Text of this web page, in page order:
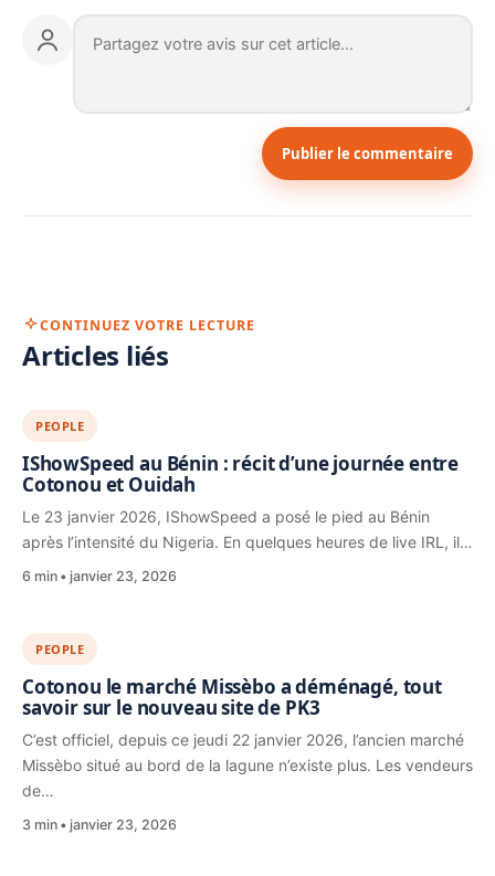
Publier le commentaire
CONTINUEZ VOTRE LECTURE
Articles liés
PEOPLE
IShowSpeed au Bénin : récit d’une journée entre
Cotonou et Ouidah
Le 23 janvier 2026, IShowSpeed a posé le pied au Bénin
après l’intensité du Nigeria. En quelques heures de live IRL, il…
6 min janvier 23, 2026
PEOPLE
Cotonou le marché Missèbo a déménagé, tout
savoir sur le nouveau site de PK3
C’est officiel, depuis ce jeudi 22 janvier 2026, l’ancien marché
Missèbo situé au bord de la lagune n’existe plus. Les vendeurs
de…
3 min janvier 23, 2026